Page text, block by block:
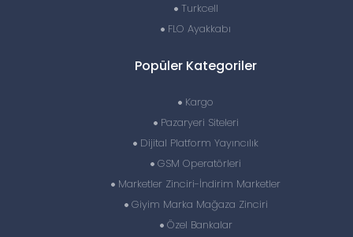
Turkcell
FLO Ayakkabı
Popüler Kategoriler
Kargo
Pazaryeri Siteleri
Dijital Platform Yayıncılık
GSM Operatörleri
Marketler Zinciri-İndirim Marketler
Giyim Marka Mağaza Zinciri
Özel Bankalar